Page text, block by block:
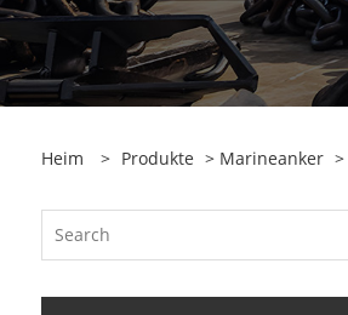
Heim > Produkte > Marineanker >